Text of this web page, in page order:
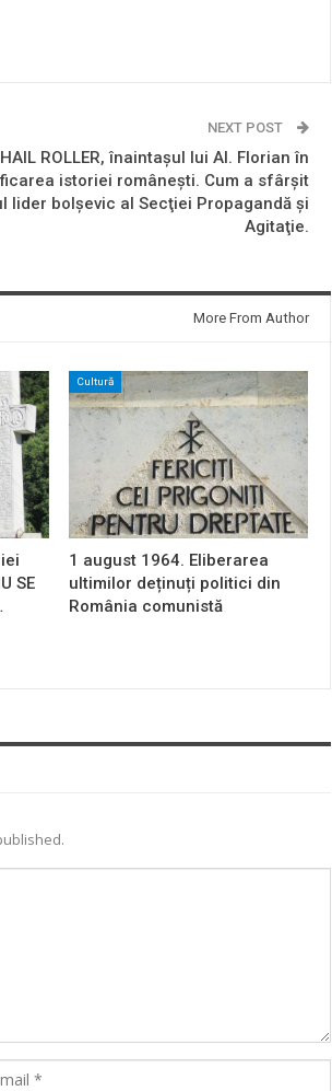
NEXT POST
ROLLER, înaintaşul lui Al. Florian în
istoriei româneşti. Cum a sfârşit
lider bolşevic al Secţiei Propagandă şi
Agitaţie.
More From Author
SE
Cultură
1 august 1964. Eliberarea
ultimilor deținuți politici din
România comunistă